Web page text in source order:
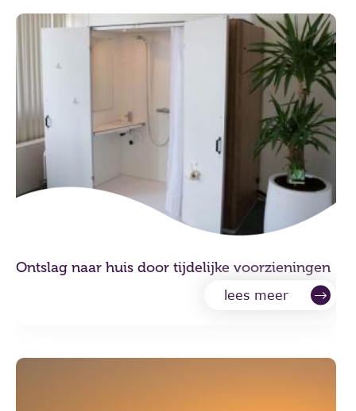
Ontslag naar huis door tijdelijke voorzieningen
lees meer